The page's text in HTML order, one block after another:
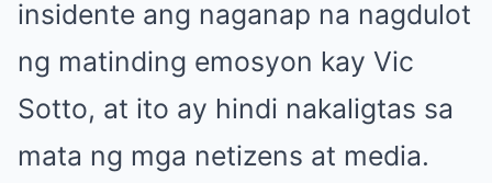
insidente ang naganap na nagdulot
ng matinding emosyon kay Vic
Sotto, at ito ay hindi nakaligtas sa
mata ng mga netizens at media.